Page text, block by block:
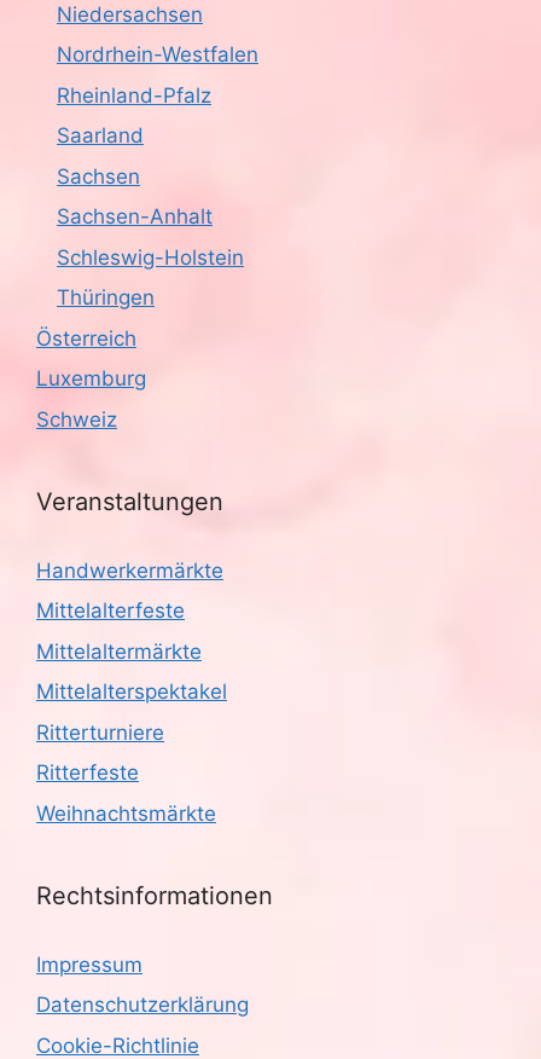
Niedersachsen
Nordrhein-Westfalen
Rheinland-Pfalz
Saarland
Sachsen
Sachsen-Anhalt
Schleswig-Holstein
Thüringen
Österreich
Luxemburg
Schweiz
Veranstaltungen
Handwerkermärkte
Mittelalterfeste
Mittelaltermärkte
Mittelalterspektakel
Ritterturniere
Ritterfeste
Weihnachtsmärkte
Rechtsinformationen
Impressum
Datenschutzerklärung
Cookie-Richtlinie